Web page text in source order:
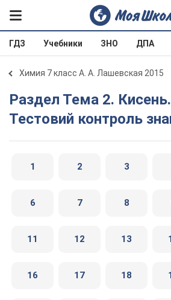
ГДЗ Учебники ЗНО ДПА
Химия 7 класс А. А. Лашевская 2015
Раздел Тема 2. Кисень.
Тестовий контроль
1 2 3
6 7 8
11 12 13
16 17 18